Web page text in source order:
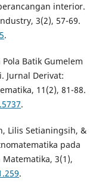
interior.
3(2), 57-69.
.
Batik Gumelem
Jurnal Derivat:
11(2), 81-88.
.
Lilis Setianingsih, &
pada
Matematika, 3(1),
.